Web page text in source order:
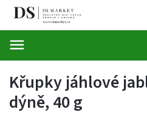
Křupky jáhlové
dýně, 40 g